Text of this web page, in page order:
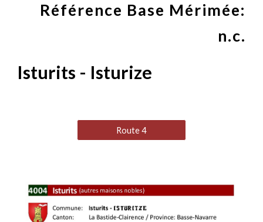
Référence Base Mérimée:
n.c.
Isturits - Isturize
Route 4